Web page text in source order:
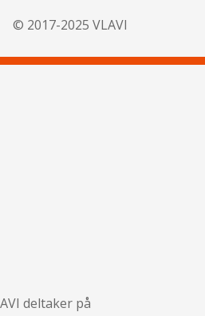
© 2017-2025 VLAVI
deltaker på